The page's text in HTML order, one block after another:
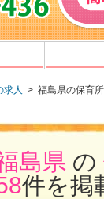
求人 > 福島県の保育
島県 の
件を掲